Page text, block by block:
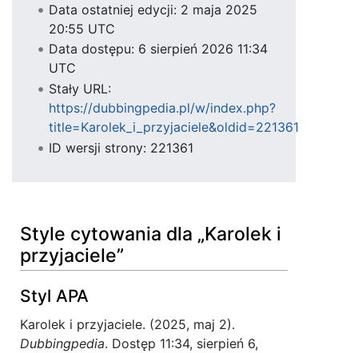
Data ostatniej edycji: 2 maja 2025
20:55 UTC
Data dostępu: 6 sierpień 2026 11:34
UTC
Stały URL:
https://dubbingpedia.pl/w/index.php?
title=Karolek_i_przyjaciele&oldid=221361
ID wersji strony: 221361
Style cytowania dla „Karolek i
przyjaciele”
Styl APA
Karolek i przyjaciele. (2025, maj 2).
Dubbingpedia. Dostęp 11:34, sierpień 6,